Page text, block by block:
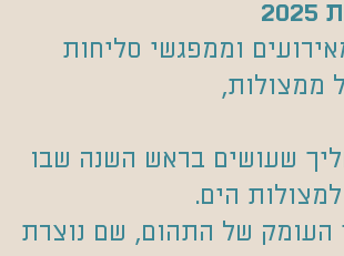
וממפגשי סליחות
ממצולות,
שעושים בראש השנה שבו
הים.
של התהום, שם נוצרת